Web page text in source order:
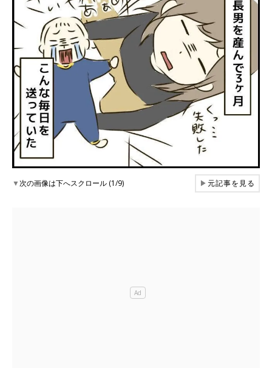
▼次の画像は下へスクロール (1/9) ▶元記事を見る